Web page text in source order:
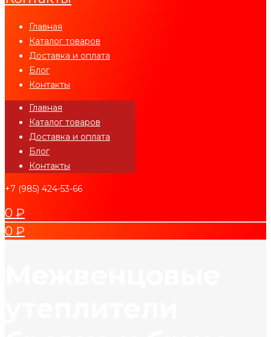
Главная
Каталог товаров
Доставка и оплата
Блог
Контакты
Главная
Каталог товаров
Доставка и оплата
Блог
Контакты
+7 (985) 424-53-66
0 ₽
0 ₽